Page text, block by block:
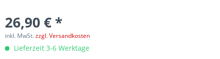
26,90 € *
inkl. MwSt.zzgl. Versandkosten
Lieferzeit 3-6 Werktage